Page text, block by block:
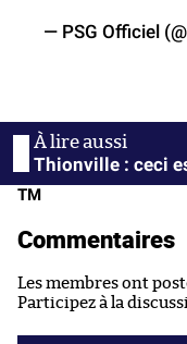
— PSG Officiel
Thionville : ceci
TM
Commentaires
Les membres ont
Participez à la